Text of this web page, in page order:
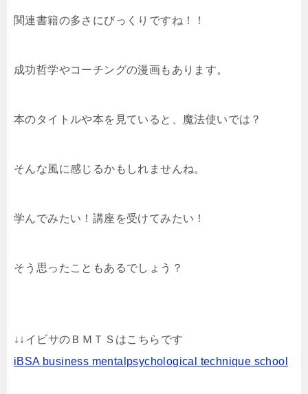
関連書籍の多さにびっくりですね！！
成功哲学やコーチングの漫画もあります。
本のタイトルや本を見ていると、魔法使いでは？
そんな風に感じるかもしれませんね。
学んでみたい！講座を受けてみたい！
そう思ったこともあるでしょう？
↓↓イビサのＢＭＴＳはこちらです
iBSA business mentalpsychological technique school